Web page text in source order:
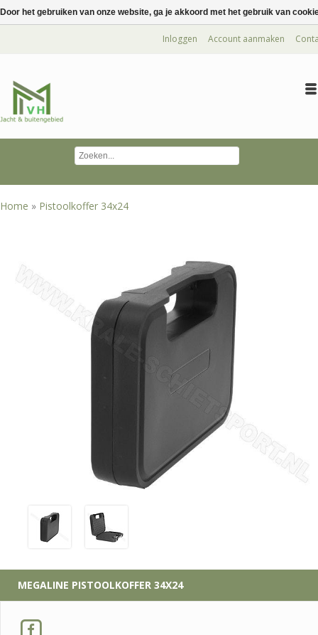
Inloggen Account aanmaken
Home » Pistoolkoffer 34x24
MEGALINE PISTOOLKOFFER 34X24
Door het gebruiken van onze website, ga je akkoord met het gebruik van